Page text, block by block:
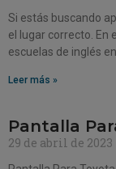
Si estás buscando
el lugar correcto. En
escuelas de inglés en
Leer más »
Pantalla
29 de abril de 2023